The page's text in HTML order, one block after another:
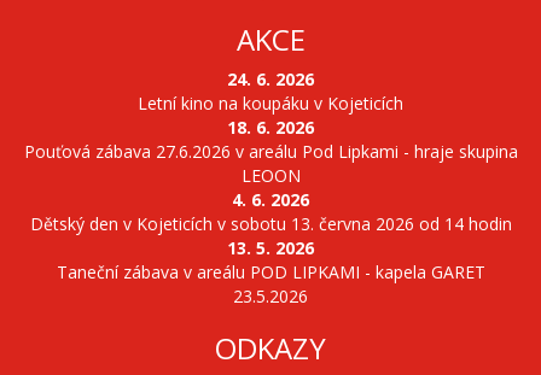
AKCE
24. 6. 2026
Letní kino na koupáku v Kojeticích
18. 6. 2026
Pouťová zábava 27.6.2026 v areálu Pod Lipkami - hraje skupina
LEOON
4. 6. 2026
Dětský den v Kojeticích v sobotu 13. června 2026 od 14 hodin
13. 5. 2026
Taneční zábava v areálu POD LIPKAMI - kapela GARET
23.5.2026
ODKAZY